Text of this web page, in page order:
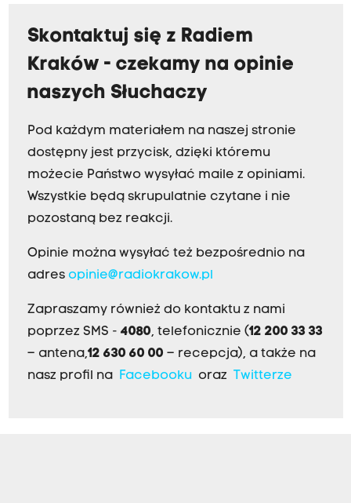
Skontaktuj się z Radiem
Kraków - czekamy na opinie
naszych Słuchaczy
Pod każdym materiałem na naszej stronie
dostępny jest przycisk, dzięki któremu
możecie Państwo wysyłać maile z opiniami.
Wszystkie będą skrupulatnie czytane i nie
pozostaną bez reakcji.
Opinie można wysyłać też bezpośrednio na
adres opinie@radiokrakow.pl
Zapraszamy również do kontaktu z nami
poprzez SMS - 4080, telefonicznie (12 200 33 33
– antena,12 630 60 00 – recepcja), a także na
nasz profil na Facebookuoraz Twitterze